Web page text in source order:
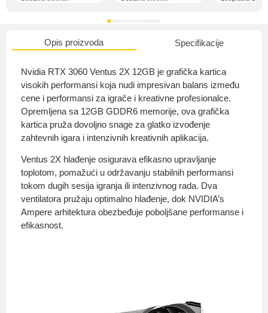
Opis proizvoda Specifikacije
Nvidia RTX 3060 Ventus 2X 12GB je grafička kartica
visokih performansi koja nudi impresivan balans između
cene i performansi za igrače i kreativne profesionalce.
Opremljena sa 12GB GDDR6 memorije, ova grafička
kartica pruža dovoljno snage za glatko izvođenje
zahtevnih igara i intenzivnih kreativnih aplikacija.
Ventus 2X hlađenje osigurava efikasno upravljanje
toplotom, pomažući u održavanju stabilnih performansi
tokom dugih sesija igranja ili intenzivnog rada. Dva
ventilatora pružaju optimalno hlađenje, dok NVIDIA’s
Ampere arhitektura obezbeđuje poboljšane performanse i
efikasnost.
O nama
Privatnost kupca
Uvjeti i odredbe